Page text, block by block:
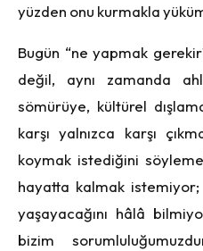
yüzden onu kurmakla
Bugün “ne yapmak
değil, aynı zamanda
sömürüye, kültürel
karşı yalnızca karşı
koymak istediğini
hayatta kalmak
yaşayacağını hâlâ
bizim